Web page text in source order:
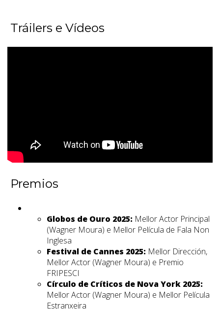
Tráilers e Vídeos
Premios
Globos de Ouro 2025: Mellor Actor Principal
(Wagner Moura) e Mellor Película de Fala Non
Inglesa
Festival de Cannes 2025: Mellor Dirección,
Mellor Actor (Wagner Moura) e Premio
FRIPESCI
Círculo de Críticos de Nova York 2025:
Mellor Actor (Wagner Moura) e Mellor Película
Estranxeira